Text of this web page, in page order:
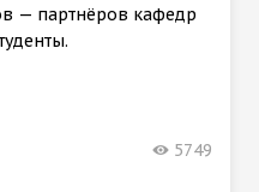
— партнёров кафедр
5749